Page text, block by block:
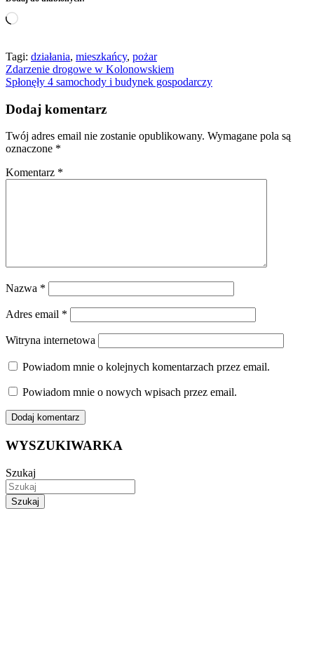
Wczytywanie…
Tagi: działania, mieszkańcy, pożar
Nawigacja
wpisu
Zdarzenie drogowe w Kolonowskiem
Spłonęły 4 samochody i budynek gospodarczy
Dodaj komentarz
Twój adres email nie zostanie opublikowany. Wymagane pola są
oznaczone *
Komentarz *
Nazwa *
Adres email *
Witryna internetowa
Powiadom mnie o kolejnych komentarzach przez email.
Powiadom mnie o nowych wpisach przez email.
WYSZUKIWARKA
Szukaj
Szukaj